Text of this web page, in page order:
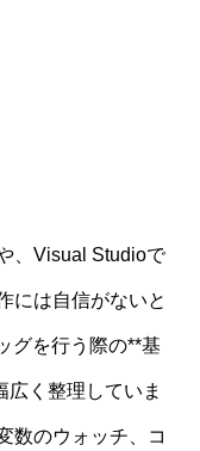
、Visual Studioで
には自信がないと
グを行う際の**基
く整理していま
数のウォッチ、コ